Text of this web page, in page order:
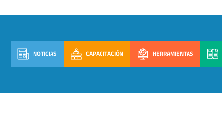
NOTICIAS CAPACITACIÓN HERRAMIENTAS